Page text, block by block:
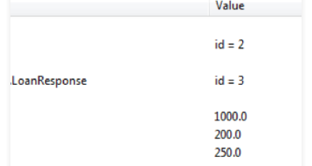
パラメータ化テストは、データだけが異なる複数のテストケースを定義して実行する
のによい方法です。ここで […]